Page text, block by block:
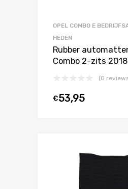
OPEL COMBO E
HEDEN
Rubber
Combo 2-zits
(0
€53,95